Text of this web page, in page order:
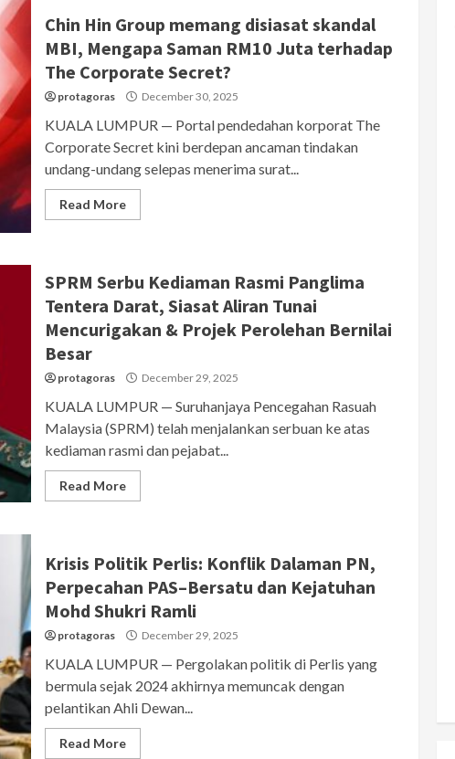
Chin Hin Group memang disiasat skandal
MBI, Mengapa Saman RM10 Juta terhadap
The Corporate Secret?
protagoras December 30, 2025
KUALA LUMPUR — Portal pendedahan korporat The
Corporate Secret kini berdepan ancaman tindakan
undang-undang selepas menerima surat...
Read More
SPRM Serbu Kediaman Rasmi Panglima
Tentera Darat, Siasat Aliran Tunai
Mencurigakan & Projek Perolehan Bernilai
Besar
protagoras December 29, 2025
KUALA LUMPUR — Suruhanjaya Pencegahan Rasuah
Malaysia (SPRM) telah menjalankan serbuan ke atas
kediaman rasmi dan pejabat...
Read More
Krisis Politik Perlis: Konflik Dalaman PN,
Perpecahan PAS–Bersatu dan Kejatuhan
Mohd Shukri Ramli
protagoras December 29, 2025
KUALA LUMPUR — Pergolakan politik di Perlis yang
bermula sejak 2024 akhirnya memuncak dengan
pelantikan Ahli Dewan...
Read More